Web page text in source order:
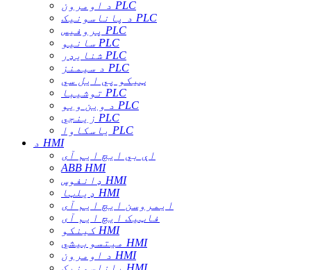
د اومرون PLC
د پاناسونیک PLC
پروفیس PLC
سانیو PLC
شنایډر PLC
د سیمنز PLC
ټیکو پي ایل سي
توشیبا PLC
د وین ویو PLC
زینجي PLC
یاسکاوا PLC
د HMI
اې بي ایچ ایم آی
ABB HMI
ډانفوس HMI
ډیلټا HMI
ایمروسن ایچ ایم آی
فاټیک ایچ ایم آی
کینکو HMI
میتسوبیشي HMI
د اومرون HMI
پاناسونیک HMI